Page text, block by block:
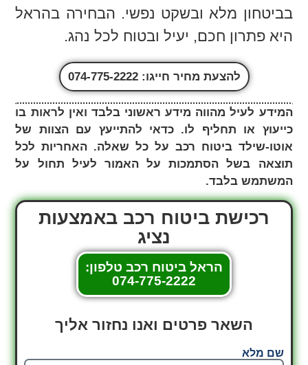
בביטחון מלא ובשקט נפשי. הבחירה בהראל
היא פתרון חכם, יעיל ובטוח לכל נהג.
להצעת מחיר חייגו: 074-775-2222
המידע לעיל מהווה מידע ראשוני בלבד ואין לראות בו
כייעוץ או תחליף לו. כדאי להתייעץ עם הצוות של
אוטו-שילד ביטוח רכב על כל שאלה. האחריות לכל
תוצאה בשל הסתמכות על האמור לעיל תחול על
המשתמש בלבד.
רכישת ביטוח רכב באמצעות
נציג
הראל ביטוח רכב טלפון:
074-775-2222
השאר פרטים ואנו נחזור אליך
שם מלא